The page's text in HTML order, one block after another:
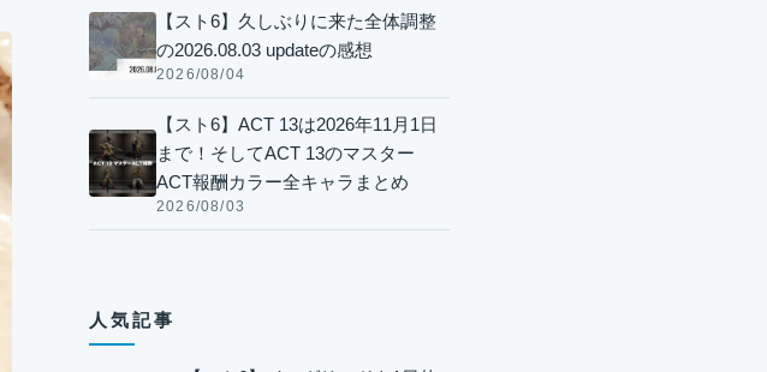
【スト6】久しぶりに来た全体調整
の2026.08.03 updateの感想
2026/08/04
【スト6】ACT 13は2026年11月1日
まで！そしてACT 13のマスター
ACT報酬カラー全キャラまとめ
2026/08/03
人気記事